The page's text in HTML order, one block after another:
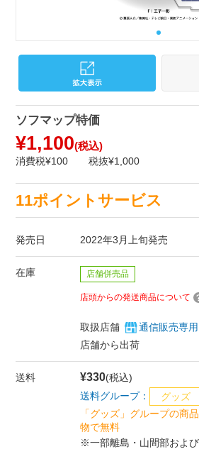
ソフマップ特価
¥1,100(税込)
消費税¥100 税抜¥1,000
11ポイントサービス
発売日 2022年3月上旬発売
在庫 店舗併売品
店頭からの発送商品について
取扱店舗
通信販売専用
店舗から出荷
送料 ¥330(税込)
送料グループ：
グッズ
「グッズ」グループの商
物で無料
※一部離島・山間部およ